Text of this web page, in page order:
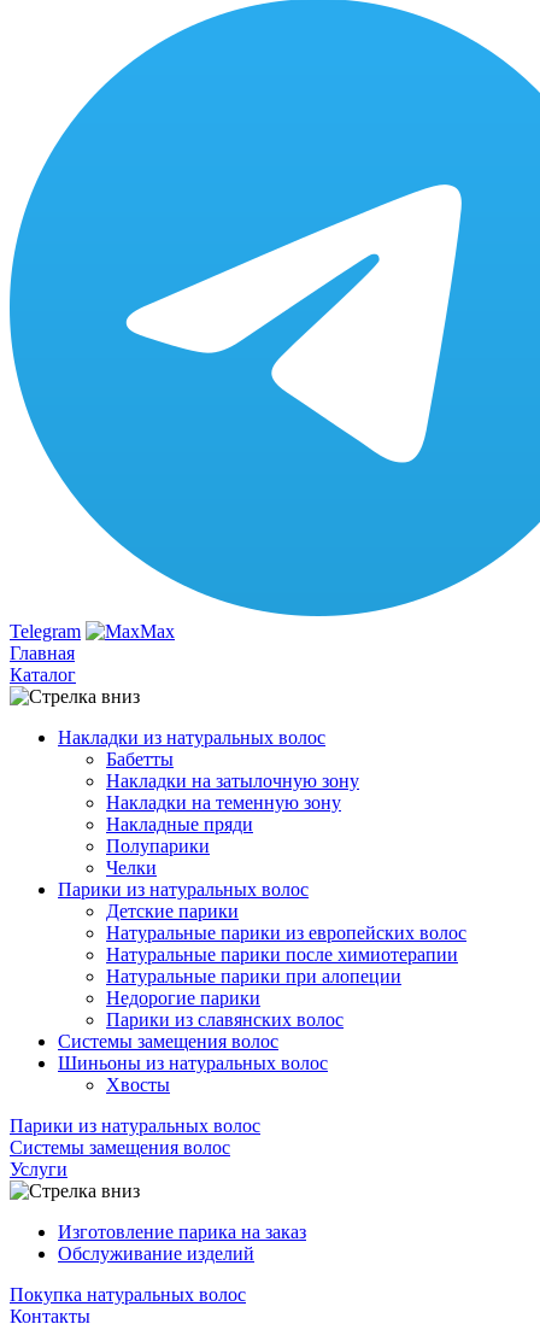
Telegram
Max
Главная
Каталог
Накладки из натуральных волос
Бабетты
Накладки на затылочную зону
Накладки на теменную зону
Накладные пряди
Полупарики
Челки
Парики из натуральных волос
Детские парики
Натуральные парики из европейских волос
Натуральные парики после химиотерапии
Натуральные парики при алопеции
Недорогие парики
Парики из славянских волос
Системы замещения волос
Шиньоны из натуральных волос
Хвосты
Парики из натуральных волос
Системы замещения волос
Услуги
Изготовление парика на заказ
Обслуживание изделий
Покупка натуральных волос
Контакты